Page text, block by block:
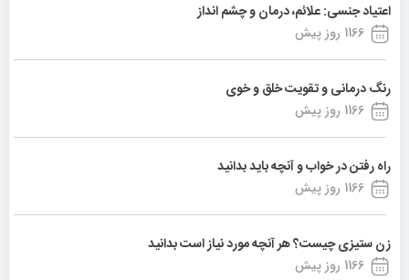
اعتیاد جنسی: علائم، درمان و چشم انداز
1166 روز پیش
رنگ درمانی و تقویت خلق و خوی
1166 روز پیش
راه رفتن در خواب و آنچه باید بدانید
1166 روز پیش
زن ستیزی چیست؟ هر آنچه مورد نیاز است بدانید
1166 روز پیش